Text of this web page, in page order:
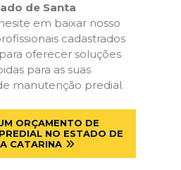
de Santa
em baixar nosso
cadastrados
oferecer soluções
para as suas
manutenção predial.
ORÇAMENTO DE
NO ESTADO DE
CATARINA